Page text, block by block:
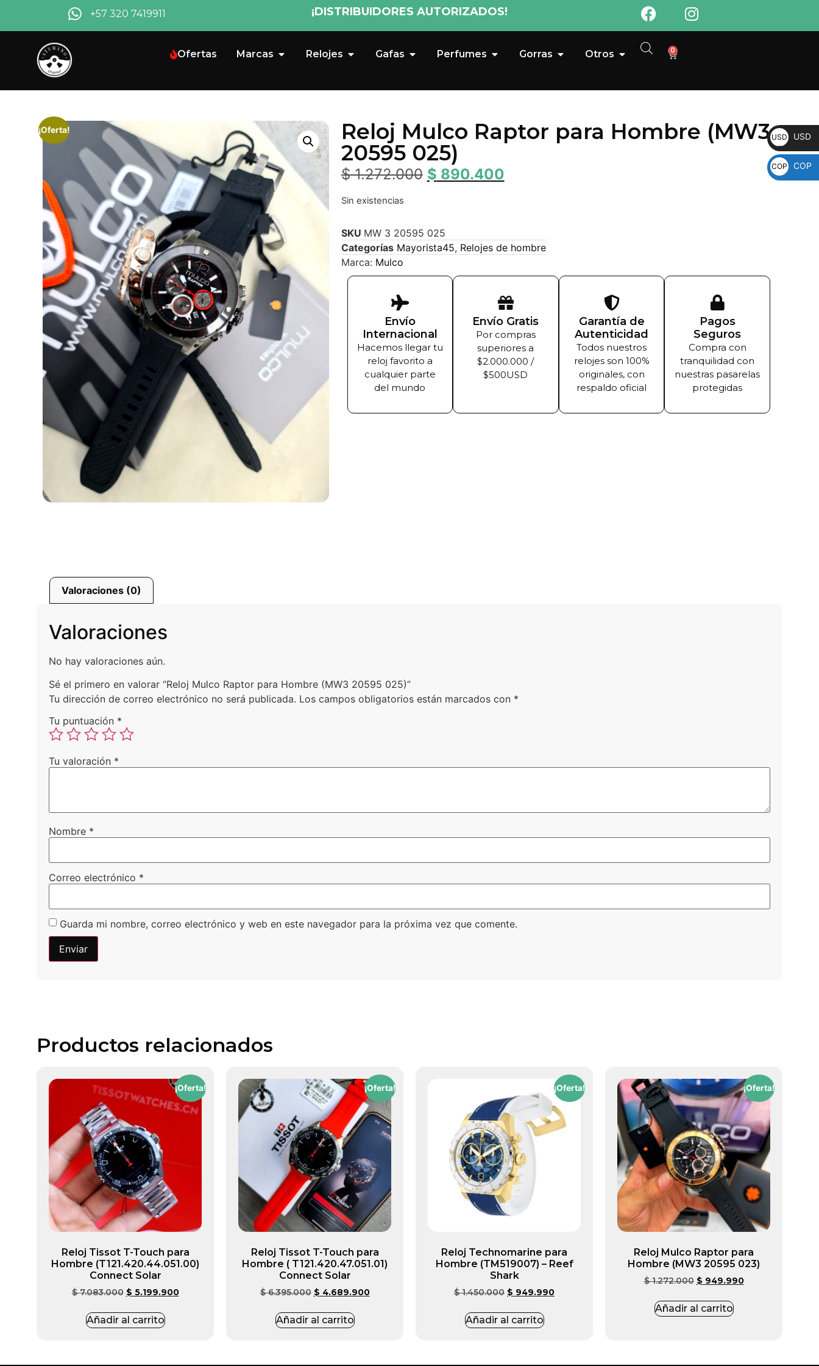
+57 320 7419911 ¡DISTRIBUIDORES AUTORIZADOS!
Ofertas Marcas Relojes Gafas Perfumes Gorras Otros 0
¡Oferta!
Reloj Mulco Raptor para Hombre (MW3
20595 025)
$1.272.000 $ 890.400
Sin existencias
SKU MW 3 20595 025
Categorías Mayorista45, Relojes de hombre
Marca: Mulco
Envío
Internacional
Hacemos llegar tu
reloj favorito a
cualquier parte
del mundo
Envío Gratis
Por compras
superiores a
$2.000.000 /
$500USD
Garantía de
Autenticidad
Todos nuestros
relojes son 100%
originales, con
respaldo oficial
Pagos
Seguros
Compra con
tranquilidad con
nuestras pasarelas
protegidas
Valoraciones (0)
Valoraciones
No hay valoraciones aún.
Sé el primero en valorar “Reloj Mulco Raptor para Hombre (MW3 20595 025)”
Tu dirección de correo electrónico no será publicada. Los campos obligatorios están marcados con *
Tu puntuación *
Tu valoración *
Nombre *
Correo electrónico *
Guarda mi nombre, correo electrónico y web en este navegador para la próxima vez que comente.
Productos relacionados
¡Oferta!
Reloj Tissot T-Touch para
Hombre (T121.420.44.051.00)
Connect Solar
$7.083.000 $ 5.199.900
Añadir al carrito
¡Oferta!
Reloj Tissot T-Touch para
Hombre ( T121.420.47.051.01)
Connect Solar
$6.395.000 $ 4.689.900
Añadir al carrito
¡Oferta!
Reloj Technomarine para
Hombre (TM519007) – Reef
Shark
$1.450.000 $ 949.990
Añadir al carrito
¡Oferta!
Reloj Mulco Raptor para
Hombre (MW3 20595 023)
$1.272.000 $ 949.990
Añadir al carrito
USD USD
COP COP